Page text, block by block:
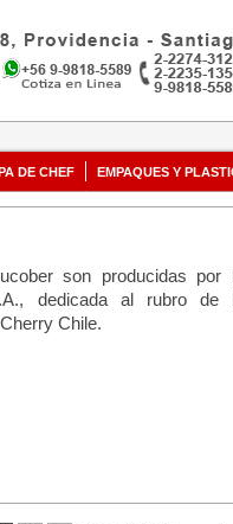
DE CHEF EMPAQUES Y
son producidas por
dedicada al rubro de
Chile.